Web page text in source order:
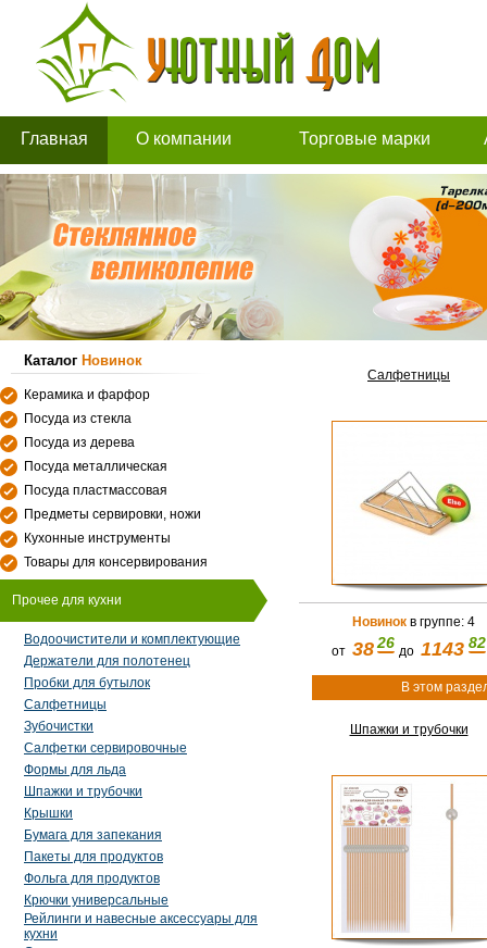
Главная О компании Торговые марки
Каталог Новинок
Керамика и фарфор
Посуда из стекла
Посуда из дерева
Посуда металлическая
Посуда пластмассовая
Предметы сервировки, ножи
Кухонные инструменты
Товары для консервирования
Прочее для кухни
Водоочистители и комплектующие
Держатели для полотенец
Пробки для бутылок
Салфетницы
Зубочистки
Салфетки сервировочные
Формы для льда
Шпажки и трубочки
Крышки
Бумага для запекания
Пакеты для продуктов
Фольга для продуктов
Крючки универсальные
Рейлинги и навесные аксессуары для
кухни
Салфетницы
Новинокв группе: 4
от 38 26до1143 82
В этом
Шпажки и трубочки